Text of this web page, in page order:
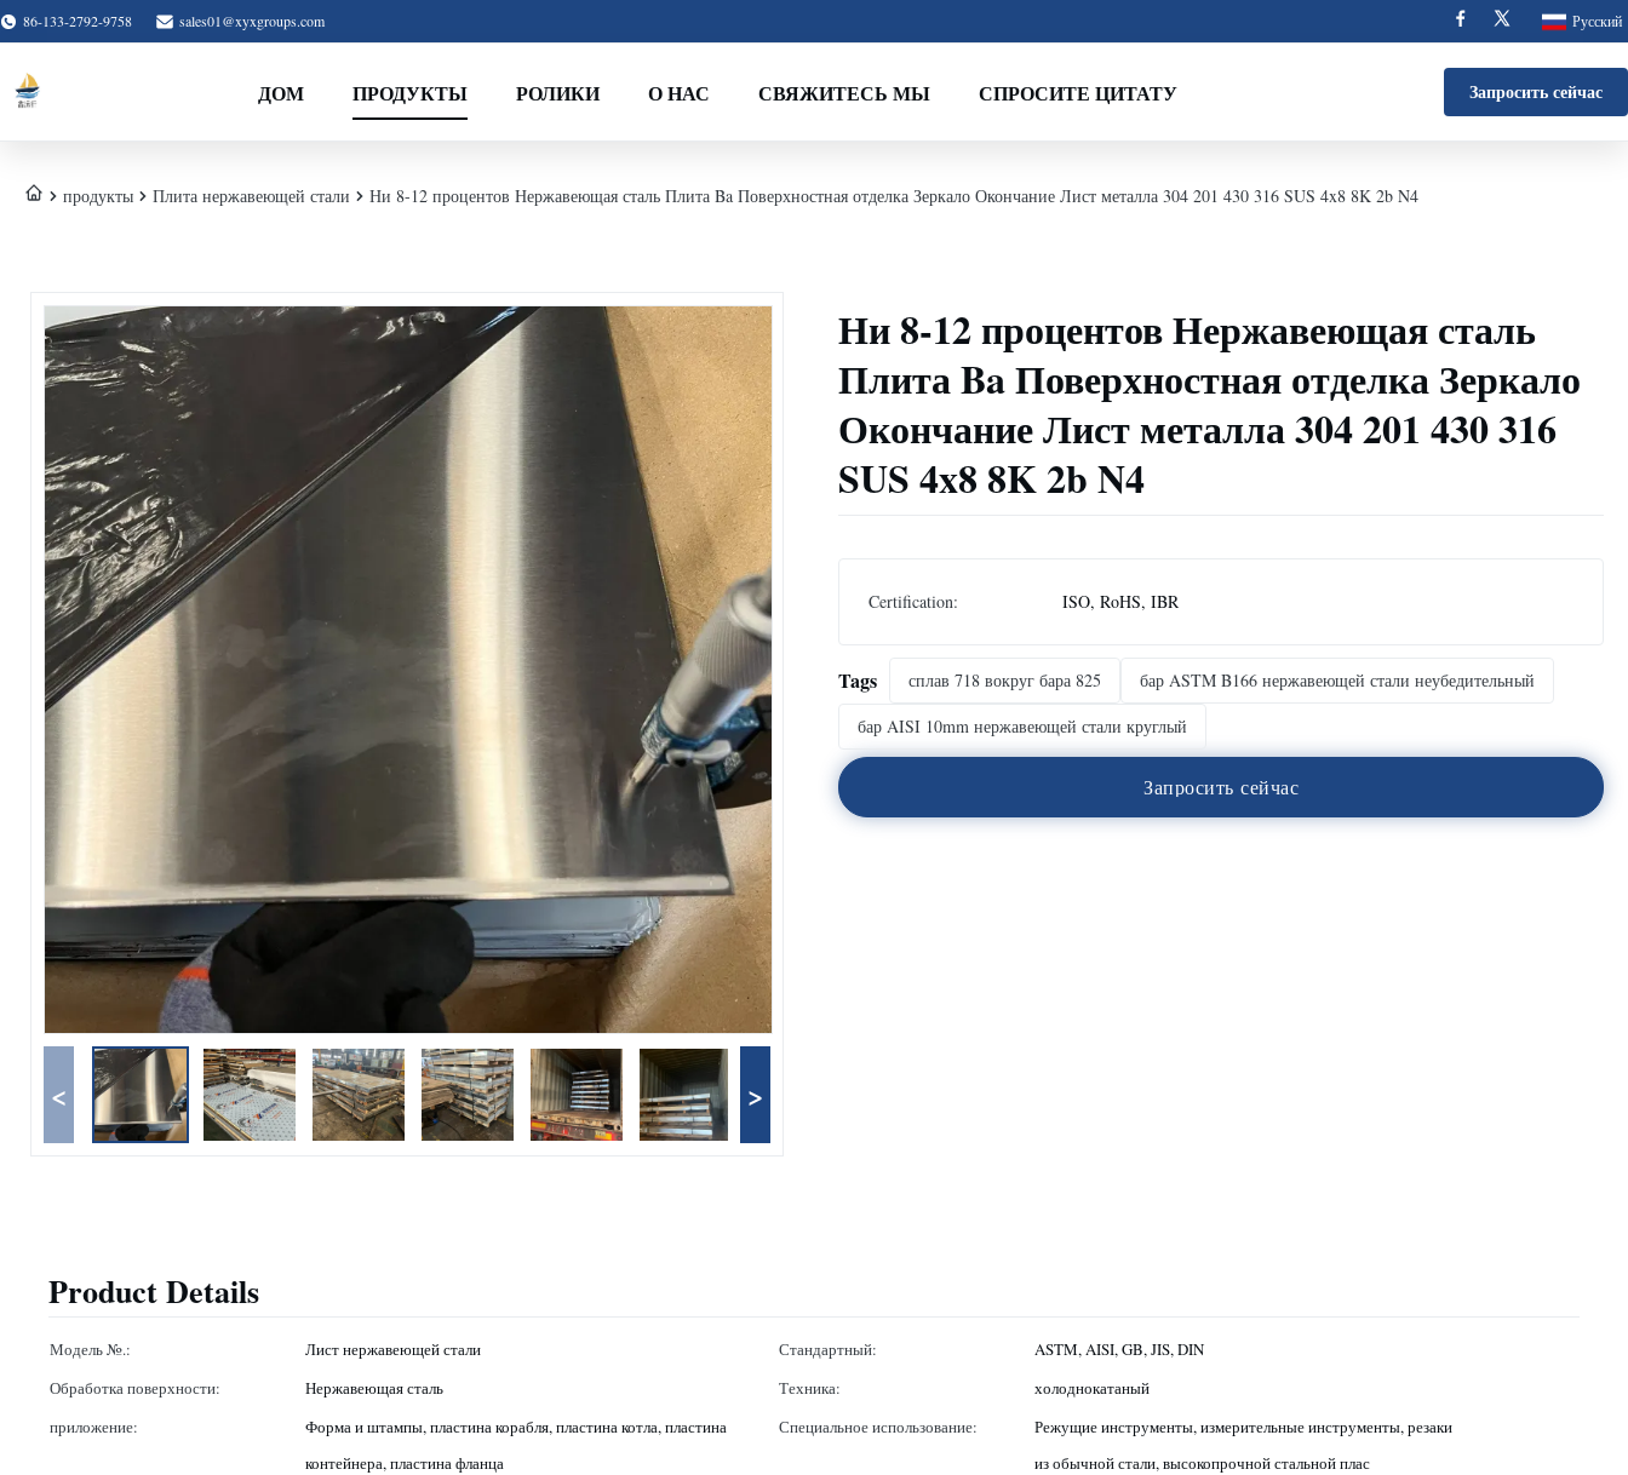
86-133-2792-9758 sales01@xyxgroups.com Русский
ДОМ ПРОДУКТЫ РОЛИКИ О НАС СВЯЖИТЕСЬ МЫ СПРОСИТЕ ЦИТАТУ Запросить сейчас
продукты Плита нержавеющей стали Ни 8-12 процентов Нержавеющая сталь Плита Ba Поверхностная отделка Зеркало Окончание Лист металла 304 201 430 316 SUS 4x8 8K 2b N4
< >
Ни 8-12 процентов Нержавеющая сталь
Плита Ba Поверхностная отделка Зеркало
Окончание Лист металла 304 201 430 316
SUS 4x8 8K 2b N4
Certification: ISO, RoHS, IBR
Tags сплав 718 вокруг бара 825
бар ASTM B166 нержавеющей стали неубедительный
бар AISI 10mm нержавеющей стали круглый
Запросить сейчас
Product Details
Модель №.: Лист нержавеющей стали Стандартный:
ASTM, AISI, GB, JIS, DIN
Обработка поверхности:
Нержавеющая сталь Техника:
холоднокатаный
приложение:
Форма и штампы, пластина корабля, пластина котла, пластина
контейнера, пластина фланца
Специальное использование:
Режущие инструменты, измерительные инструменты, резаки
из обычной стали, высокопрочной стальной плас